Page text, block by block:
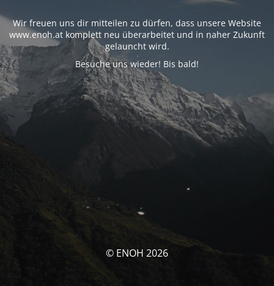
Wir freuen uns dir mitteilen zu dürfen, dass unsere Website
www.enoh.at komplett neu überarbeitet und in naher Zukunft
gelauncht wird.
Besuche uns wieder! Bis bald!
© ENOH 2026